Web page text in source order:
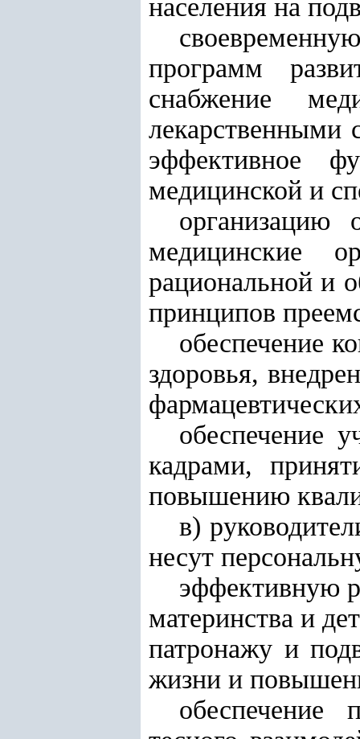
населения на
программ
снабжение
лекарственными
эффективное
медицинской и
организацию
медицинские
рациональной и
принципов
обеспечение
здоровья,
обеспечение
кадрами,
повышению
в)
несут
эффективную
материнства и
патронажу и
жизни и
обеспечение